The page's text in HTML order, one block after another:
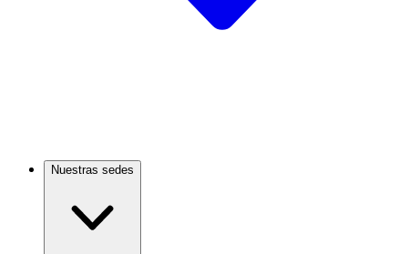
Nuestras sedes